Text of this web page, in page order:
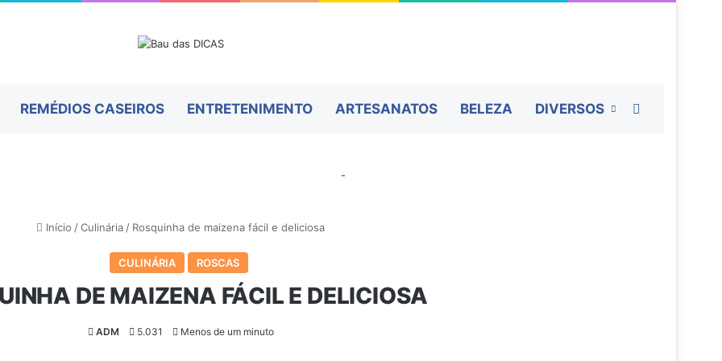
REMÉDIOS CASEIROS ENTRETENIMENTO ARTESANATOS BELEZA DIVERSOS
-
Início /Culinária / Rosquinha de maizena fácil e deliciosa
CULINÁRIA ROSCAS
DE MAIZENA FÁCIL E DELICIOSA
ADM 5.031 Menos de um minuto